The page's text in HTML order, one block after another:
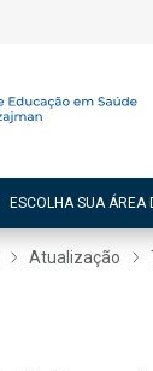
ESCOLHA SUA ÁREA
Atualização